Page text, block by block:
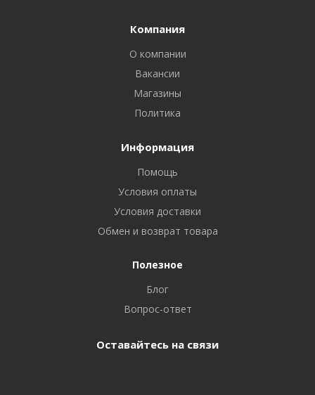
Компания
О компании
Вакансии
Магазины
Политика
Информация
Помощь
Условия оплаты
Условия доставки
Обмен и возврат товара
Полезное
Блог
Вопрос-ответ
Оставайтесь на связи